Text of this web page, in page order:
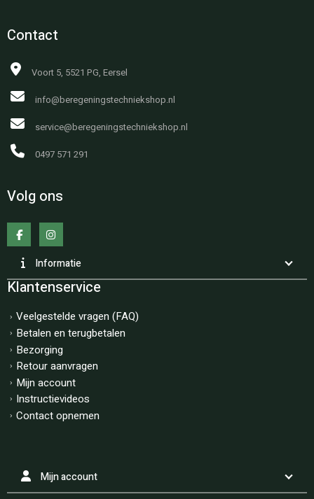
Contact
Voort 5, 5521 PG, Eersel
info@beregeningstechniekshop.nl
service@beregeningstechniekshop.nl
0497 571 291
Volg ons
Informatie
Klantenservice
Veelgestelde vragen (FAQ)
Betalen en terugbetalen
Bezorging
Retour aanvragen
Mijn account
Instructievideos
Contact opnemen
Mijn account